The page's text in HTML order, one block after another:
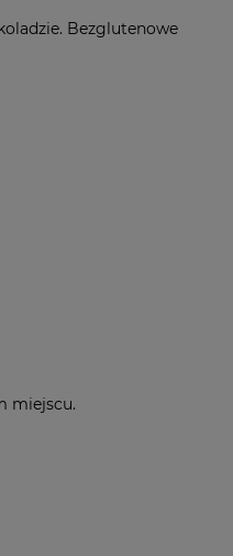
Bezglutenowe
miejscu.